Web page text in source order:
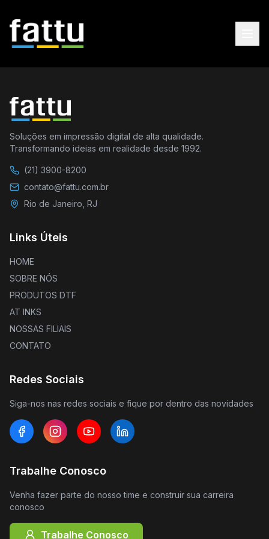
Soluções em impressão digital de alta qualidade.
Transformando ideias em realidade desde 1992.
(21) 3900-8200
contato@fattu.com.br
Rio de Janeiro, RJ
Links Úteis
HOME
SOBRE NÓS
PRODUTOS DTF
AT INKS
NOSSAS FILIAIS
CONTATO
Redes Sociais
Siga-nos nas redes sociais e fique por dentro das novidades
Trabalhe Conosco
Venha fazer parte do nosso time e construir sua carreira
conosco
Trabalhe Conosco